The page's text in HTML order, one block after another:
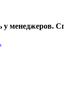
менеджеров.